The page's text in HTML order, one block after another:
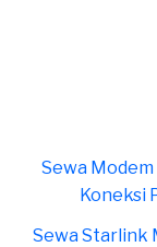
Sewa
Koneksi
Sewa Starlink